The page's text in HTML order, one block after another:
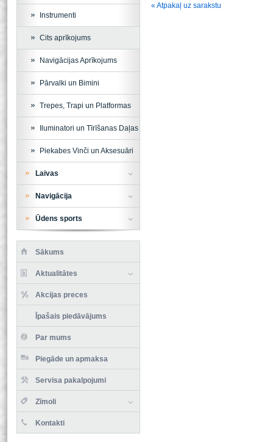
« Atpakaļ uz sarakstu
Instrumenti
Cits aprīkojums
Navigācijas Aprīkojums
Pārvalki un Bimini
Trepes, Trapi un Platformas
Iluminatori un Tīrīšanas Daļas
Piekabes Vinči un Aksesuāri
Laivas
Navigācija
Ūdens sports
Sākums
Aktualitātes
Akcijas preces
Īpašais piedāvājums
Par mums
Piegāde un apmaksa
Servisa pakalpojumi
Zīmoli
Kontakti